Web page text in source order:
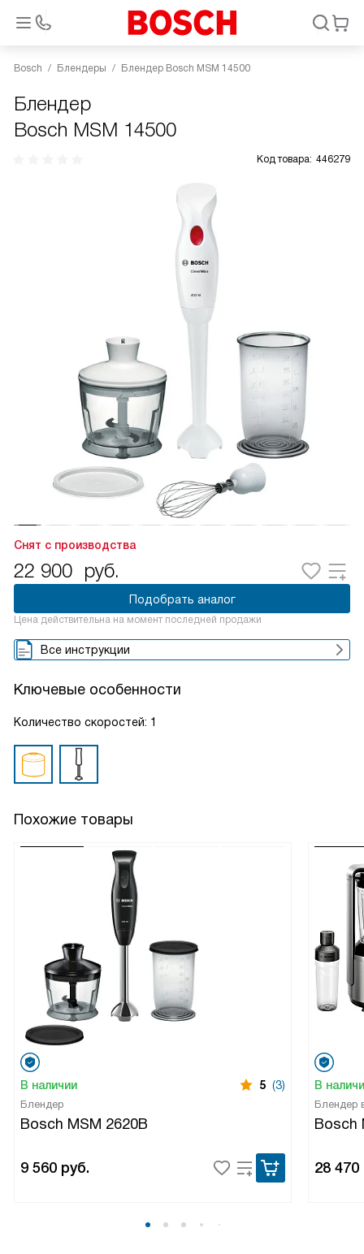
Bosch Блендеры Блендер Bosch MSM 14500
Блендер
Bosch MSM 14500
Код товара: 446279
Снят с производства
22 900 руб.
Подобрать аналог
Цена действительна на момент последней продажи
Все инструкции
Ключевые особенности
Количество скоростей: 1
Похожие товары
В наличии 5 (3)
Блендер
Bosch MSM 2620B
9 560 руб.
В
Блендер
Bosch
28 470